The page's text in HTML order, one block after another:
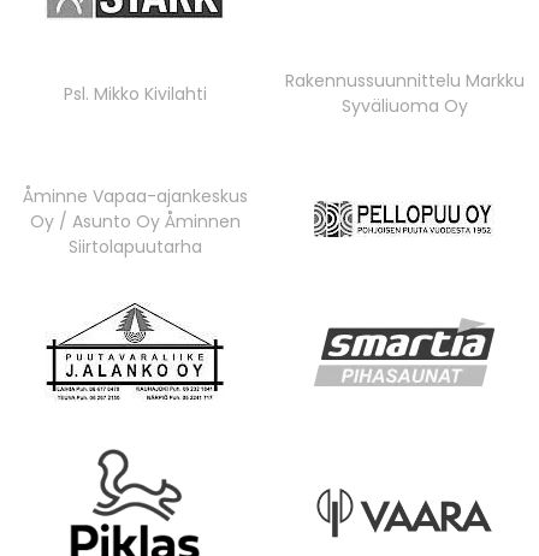
Psl. Mikko Kivilahti
Rakennussuunnittelu Markku
Syväliuoma Oy
Åminne Vapaa-ajankeskus
Oy / Asunto Oy Åminnen
Siirtolapuutarha